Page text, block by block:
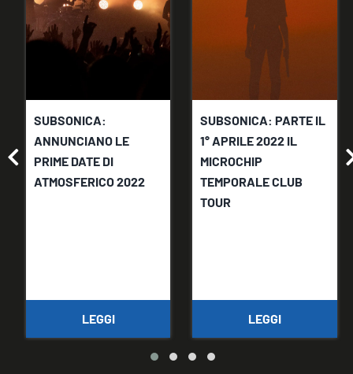
SUBSONICA:
ANNUNCIANO LE
PRIME DATE DI
ATMOSFERICO 2022
LEGGI
SUBSONICA: PARTE IL
1° APRILE 2022 IL
MICROCHIP
TEMPORALE CLUB
TOUR
LEGGI